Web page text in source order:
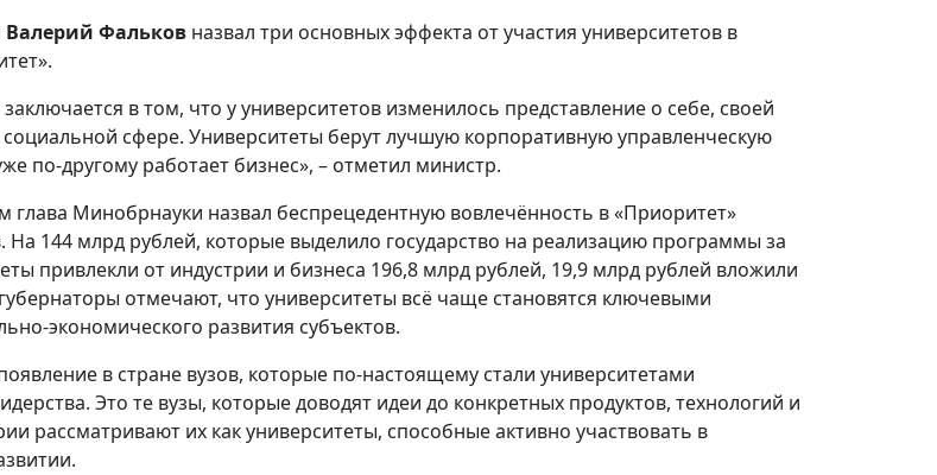
Валерий Фальков назвал три основных эффекта от участия университетов в
в том, что у университетов изменилось представление о себе, своей
сфере. Университеты берут лучшую корпоративную управленческую
по‑другому работает бизнес», – отметил министр.
глава Минобрнауки назвал беспрецедентную вовлечённость в «Приоритет»
На 144 млрд рублей, которые выделило государство на реализацию программы за
привлекли от индустрии и бизнеса 196,8 млрд рублей, 19,9 млрд рублей вложили
отмечают, что университеты всё чаще становятся ключевыми
экономического развития субъектов.
в стране вузов, которые по‑настоящему стали университетами
Это те вузы, которые доводят идеи до конкретных продуктов, технологий и
рассматривают их как университеты, способные активно участвовать в